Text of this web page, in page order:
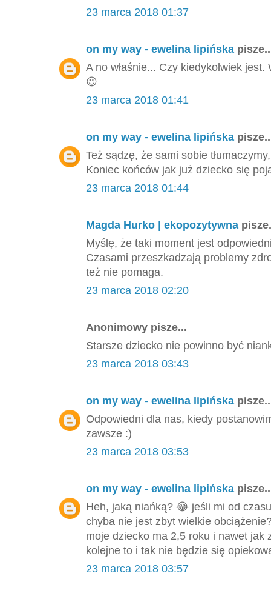
23 marca 2018 01:37
on my way - ewelina lipińska
A no właśnie... Czy kiedykolwiek
😉
23 marca 2018 01:41
on my way - ewelina lipińska
Też sądzę, że sami sobie
Koniec końców jak już dziecko się
23 marca 2018 01:44
Magda Hurko | ekopozytywna
Myślę, że taki moment jest
Czasami przeszkadzają problemy
też nie pomaga.
23 marca 2018 02:20
Anonimowy pisze...
Starsze dziecko nie powinno być
23 marca 2018 03:43
on my way - ewelina lipińska
Odpowiedni dla nas, kiedy
zawsze :)
23 marca 2018 03:53
on my way - ewelina lipińska
Heh, jaką niańką? 😂 jeśli mi od
chyba nie jest zbyt wielkie
moje dziecko ma 2,5 roku i nawet jak
kolejne to i tak nie będzie się
23 marca 2018 03:57